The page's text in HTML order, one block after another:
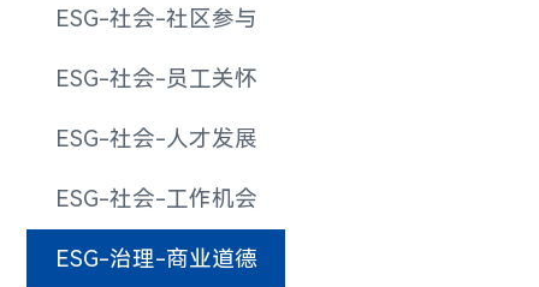
ESG-社会-社区参与
ESG-社会-员工关怀
ESG-社会-人才发展
ESG-社会-工作机会
ESG-治理-商业道德